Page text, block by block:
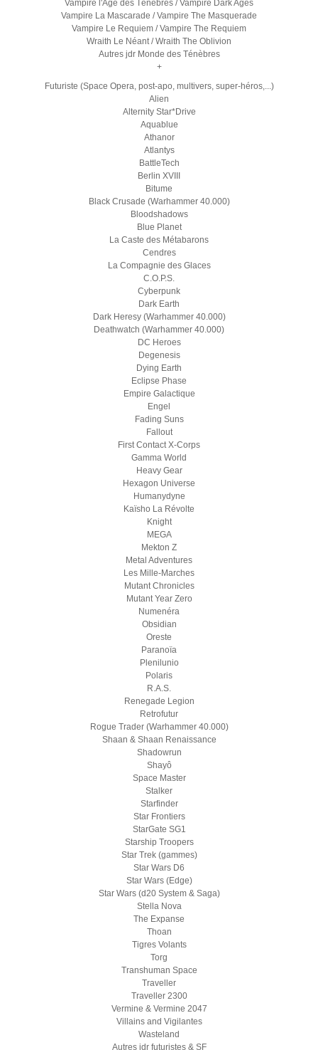
Vampire l'Age des Ténèbres / Vampire Dark Ages
Vampire La Mascarade / Vampire The Masquerade
Vampire Le Requiem / Vampire The Requiem
Wraith Le Néant / Wraith The Oblivion
Autres jdr Monde des Ténèbres
+
Futuriste (Space Opera, post-apo, multivers, super-héros,...)
Alien
Alternity Star*Drive
Aquablue
Athanor
Atlantys
BattleTech
Berlin XVIII
Bitume
Black Crusade (Warhammer 40.000)
Bloodshadows
Blue Planet
La Caste des Métabarons
Cendres
La Compagnie des Glaces
C.O.P.S.
Cyberpunk
Dark Earth
Dark Heresy (Warhammer 40.000)
Deathwatch (Warhammer 40.000)
DC Heroes
Degenesis
Dying Earth
Eclipse Phase
Empire Galactique
Engel
Fading Suns
Fallout
First Contact X-Corps
Gamma World
Heavy Gear
Hexagon Universe
Humanydyne
Kaïsho La Révolte
Knight
MEGA
Mekton Z
Metal Adventures
Les Mille-Marches
Mutant Chronicles
Mutant Year Zero
Numenéra
Obsidian
Oreste
Paranoïa
Plenilunio
Polaris
R.A.S.
Renegade Legion
Retrofutur
Rogue Trader (Warhammer 40.000)
Shaan & Shaan Renaissance
Shadowrun
Shayô
Space Master
Stalker
Starfinder
Star Frontiers
StarGate SG1
Starship Troopers
Star Trek (gammes)
Star Wars D6
Star Wars (Edge)
Star Wars (d20 System & Saga)
Stella Nova
The Expanse
Thoan
Tigres Volants
Torg
Transhuman Space
Traveller
Traveller 2300
Vermine & Vermine 2047
Villains and Vigilantes
Wasteland
Autres jdr futuristes & SF